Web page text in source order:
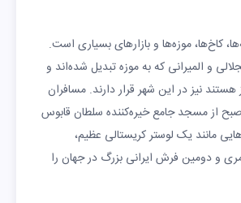
کاخ‌ها، موزه‌ها و بازارهای بسیاری است.
و المیرانی که به موزه تبدیل شده‌اند و
هستند نیز در این شهر قرار دارند. مسافران
صبح‌ از مسجد جامع خیره‌کننده سلطان قابوس
مانند یک لوستر کریستالی عظیم،
و دومین فرش ایرانی بزرگ در جهان را